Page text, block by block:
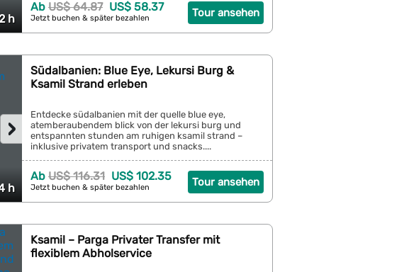
h Tour ansehen
Ab US$ 64.87 US$ 58.37
Jetzt buchen & später bezahlen
h
›
Südalbanien: Blue Eye, Lekursi Burg &
Ksamil Strand erleben
Entdecke südalbanien mit der quelle blue eye,
atemberaubendem blick von der lekursi burg und
entspannten stunden am ruhigen ksamil strand –
inklusive privatem transport und snacks....
Tour ansehen
Ab US$ 116.31 US$ 102.35
Jetzt buchen & später bezahlen
Ksamil – Parga Privater Transfer mit
flexiblem Abholservice